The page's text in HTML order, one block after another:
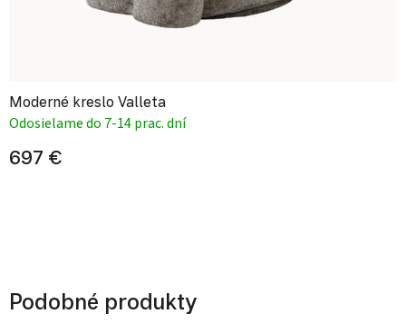
Moderné kreslo Valleta
Odosielame do 7-14 prac. dní
697 €
Podobné produkty